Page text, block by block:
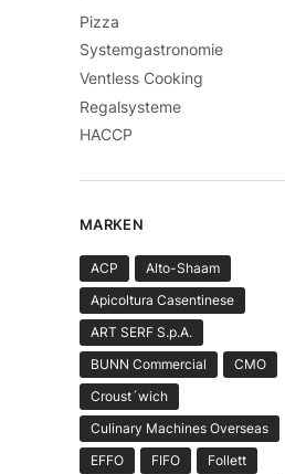
Pizza
Systemgastronomie
Ventless Cooking
Regalsysteme
HACCP
MARKEN
ACP
Alto-Shaam
Apicoltura Casentinese
ART SERF S.p.A.
BUNN Commercial
CMO
Croust´wich
Culinary Machines Overseas
EFFO
FIFO
Follett